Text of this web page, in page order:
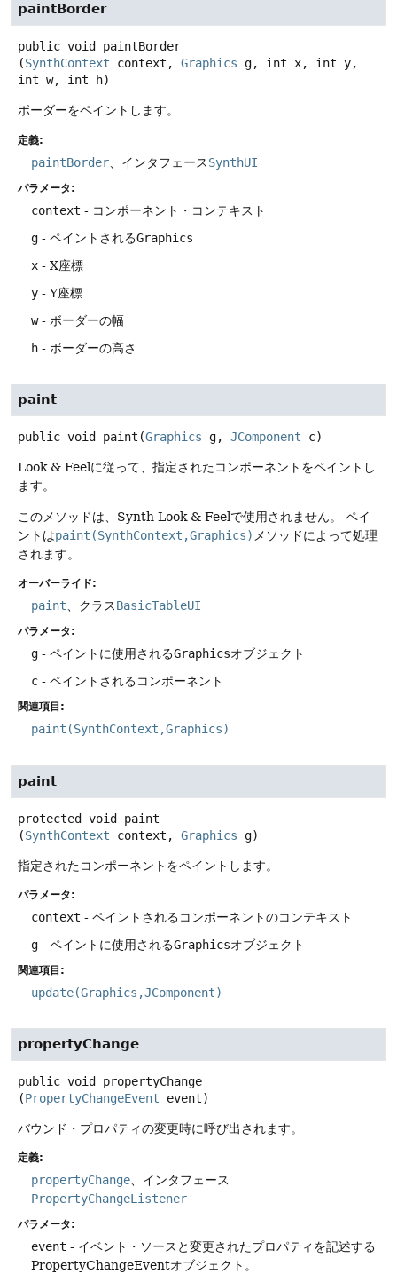
paintBorder
public void
paintBorder
(SynthContext context, Graphics g, int x, int y,
int w, int h)
ボーダーをペイントします。
定義:
paintBorder 、インタフェースSynthUI
パラメータ:
context - コンポーネント・コンテキスト
g - ペイントされるGraphics
x - X座標
y - Y座標
w- ボーダーの幅
h - ボーダーの高さ
paint
public void paint (Graphics g, JComponent c)
Look & Feelに従って、指定されたコンポーネントをペイントし
ます。
このメソッドは、Synth Look & Feelで使用されません。
ペイ
ントはpaint(SynthContext,Graphics) メソッドによって処理
されます。
オーバーライド:
paint、クラスBasicTableUI
パラメータ:
g - ペイントに使用されるGraphicsオブジェクト
c - ペイントされるコンポーネント
関連項目:
paint(SynthContext,Graphics)
paint
protected void
paint
(SynthContext context, Graphics g)
指定されたコンポーネントをペイントします。
パラメータ:
context - ペイントされるコンポーネントのコンテキスト
g - ペイントに使用されるGraphicsオブジェクト
関連項目:
update(Graphics,JComponent)
propertyChange
public void
propertyChange
(PropertyChangeEvent event)
バウンド・プロパティの変更時に呼び出されます。
定義:
propertyChange、インタフェース
PropertyChangeListener
パラメータ:
event - イベント・ソースと変更されたプロパティを記述する
PropertyChangeEventオブジェクト。